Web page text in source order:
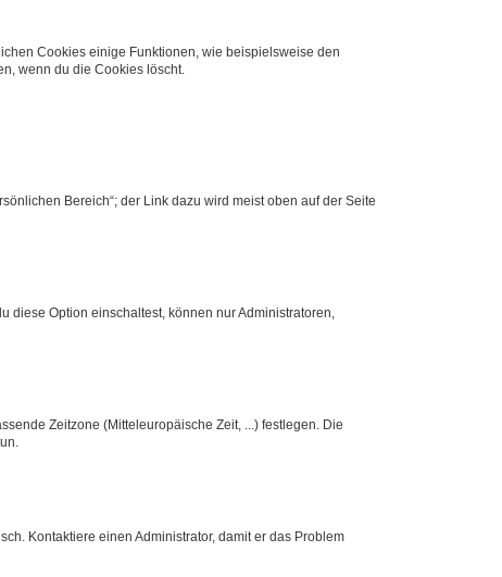
Cookies einige Funktionen, wie beispielsweise den
wenn du die Cookies löscht.
Bereich“; der Link dazu wird meist oben auf der Seite
diese Option einschaltest, können nur Administratoren,
Zeitzone (Mitteleuropäische Zeit, ...) festlegen. Die
Kontaktiere einen Administrator, damit er das Problem